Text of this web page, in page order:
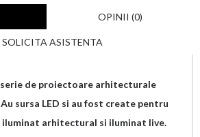
OPINII (0)
SOLICITA ASISTENTA
serie de proiectoare arhitecturale
sursa LED si au fost create pentru
arhitectural si iluminat live.